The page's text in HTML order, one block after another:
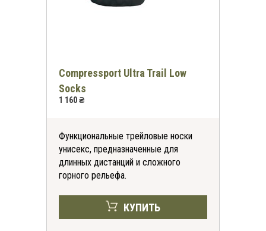
Compressport Ultra Trail Low
Socks
1 160 ₴
Функциональные трейловые носки
унисекс, предназначенные для
длинных дистанций и сложного
горного рельефа.
КУПИТЬ